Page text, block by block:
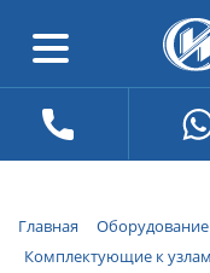
Главная Оборудование
Комплектующие к